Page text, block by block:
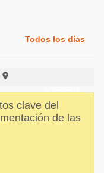
Todos los días

clave del
de las